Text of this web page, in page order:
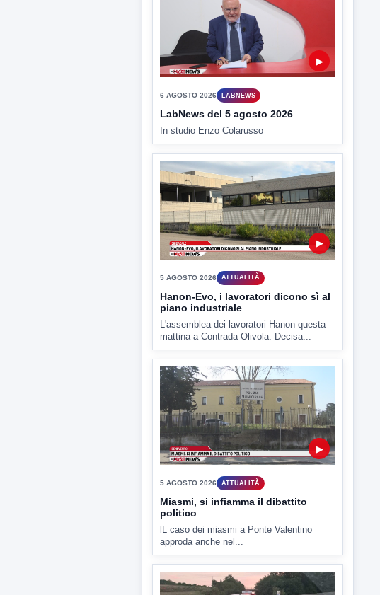
LabNews del 5 agosto 2026
In studio Enzo Colarusso
5 AGOSTO 2026 ATTUALITÀ
Hanon-Evo, i lavoratori dicono sì al
piano industriale
L'assemblea dei lavoratori Hanon questa
mattina a Contrada Olivola. Decisa...
5 AGOSTO 2026 ATTUALITÀ
Miasmi, si infiamma il dibattito
politico
lL caso dei miasmi a Ponte Valentino
approda anche nel...
5 AGOSTO 2026 ATTUALITÀ